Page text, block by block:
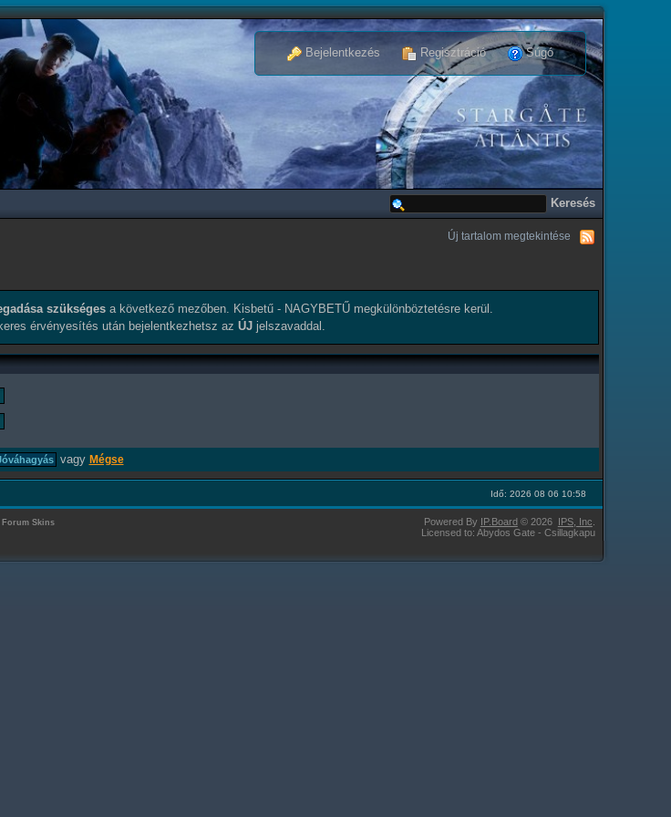
Bejelentkezés Regisztráció Súgó
Új tartalom megtekintése
szükséges a következő mezőben. Kisbetű - NAGYBETŰ megkülönböztetésre kerül.
érvényesítés után bejelentkezhetsz azÚJ jelszavaddal.
vagy Mégse
Idő: 2026 08 06 10:58
Powered By IP.Board © 2026 IPS, Inc
Licensed to: Abydos Gate - Csillagkapu
Forum Skins